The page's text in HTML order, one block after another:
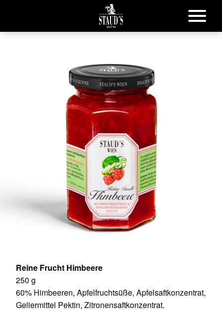
Reine Frucht Himbeere
250 g
60% Himbeeren, Apfelfruchtsüße, Apfelsaftkonzentrat,
Geliermittel Pektin, Zitronensaftkonzentrat.